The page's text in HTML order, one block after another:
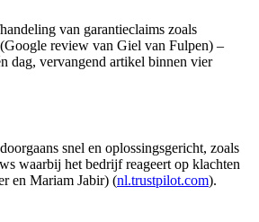
van garantieclaims zoals
review van Giel van Fulpen) –
dag, vervangend artikel binnen vier
snel en oplossingsgericht, zoals
waarbij het bedrijf reageert op klachten
en Mariam Jabir) (nl.trustpilot.com).